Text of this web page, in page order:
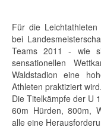
Für die
bei
Teams 2011 - wie
sensationellen
Waldstadion eine
Athleten praktiziert wird.
Die Titelkämpfe der U
60m Hürden, 800m,
alle eine